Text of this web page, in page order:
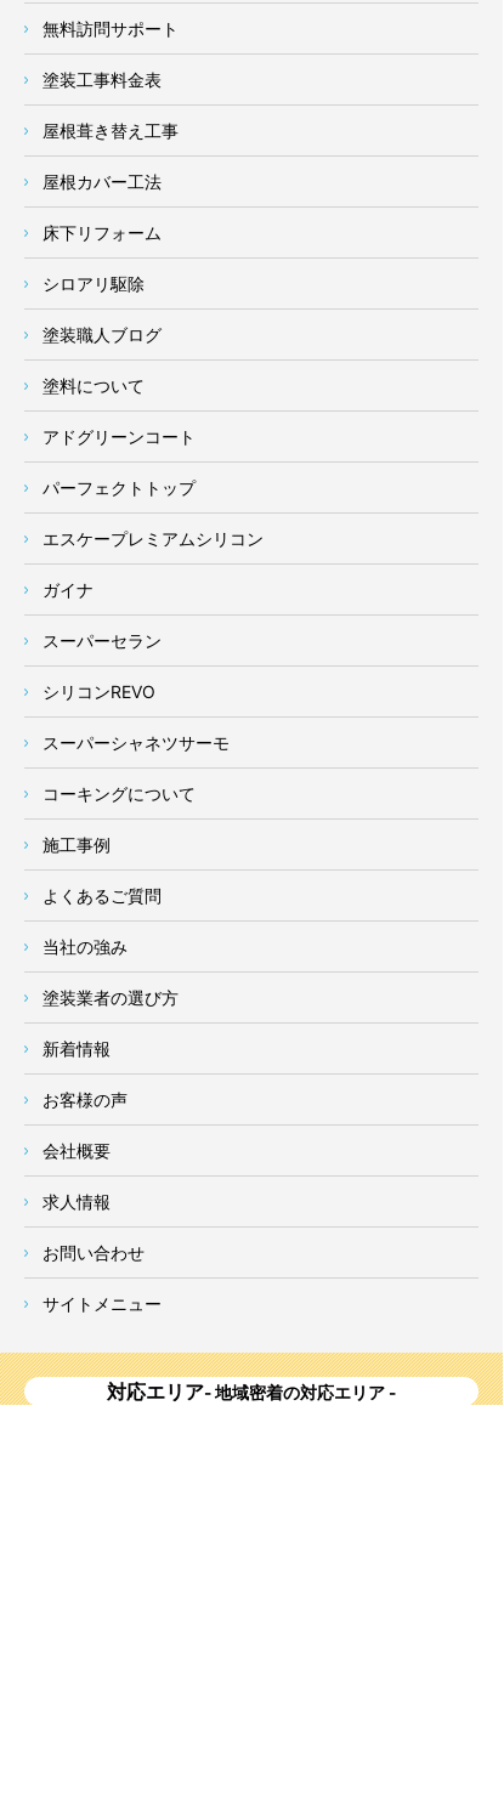
無料訪問サポート
塗装工事料金表
屋根葺き替え工事
屋根カバー工法
床下リフォーム
シロアリ駆除
塗装職人ブログ
塗料について
アドグリーンコート
パーフェクトトップ
エスケープレミアムシリコン
ガイナ
スーパーセラン
シリコンREVO
スーパーシャネツサーモ
コーキングについて
施工事例
よくあるご質問
当社の強み
塗装業者の選び方
新着情報
お客様の声
会社概要
求人情報
お問い合わせ
サイトメニュー
対応エリア- 地域密着の対応エリア -